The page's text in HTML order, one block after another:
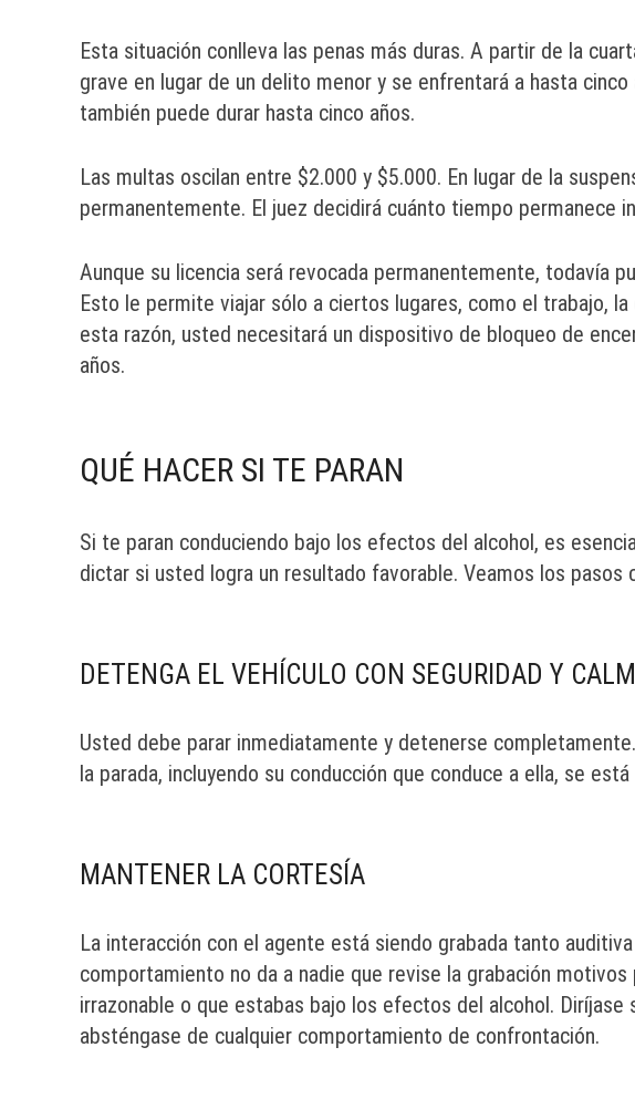
Esta situación conlleva las penas más duras. A partir de la
grave en lugar de un delito menor y se enfrentará a hasta
también puede durar hasta cinco años.
Las multas oscilan entre $2.000 y $5.000. En lugar de la
permanentemente. El juez decidirá cuánto tiempo permanece
Aunque su licencia será revocada permanentemente, todavía
Esto le permite viajar sólo a ciertos lugares, como el trabajo,
esta razón, usted necesitará un dispositivo de bloqueo de
años.
QUÉ HACER SI TE PARAN
Si te paran conduciendo bajo los efectos del alcohol, es
dictar si usted logra un resultado favorable. Veamos los pasos
DETENGA EL VEHÍCULO CON SEGURIDAD Y
Usted debe parar inmediatamente y detenerse
la parada, incluyendo su conducción que conduce a ella, se
MANTENER LA CORTESÍA
La interacción con el agente está siendo grabada tanto
comportamiento no da a nadie que revise la grabación
irrazonable o que estabas bajo los efectos del alcohol.
absténgase de cualquier comportamiento de confrontación.